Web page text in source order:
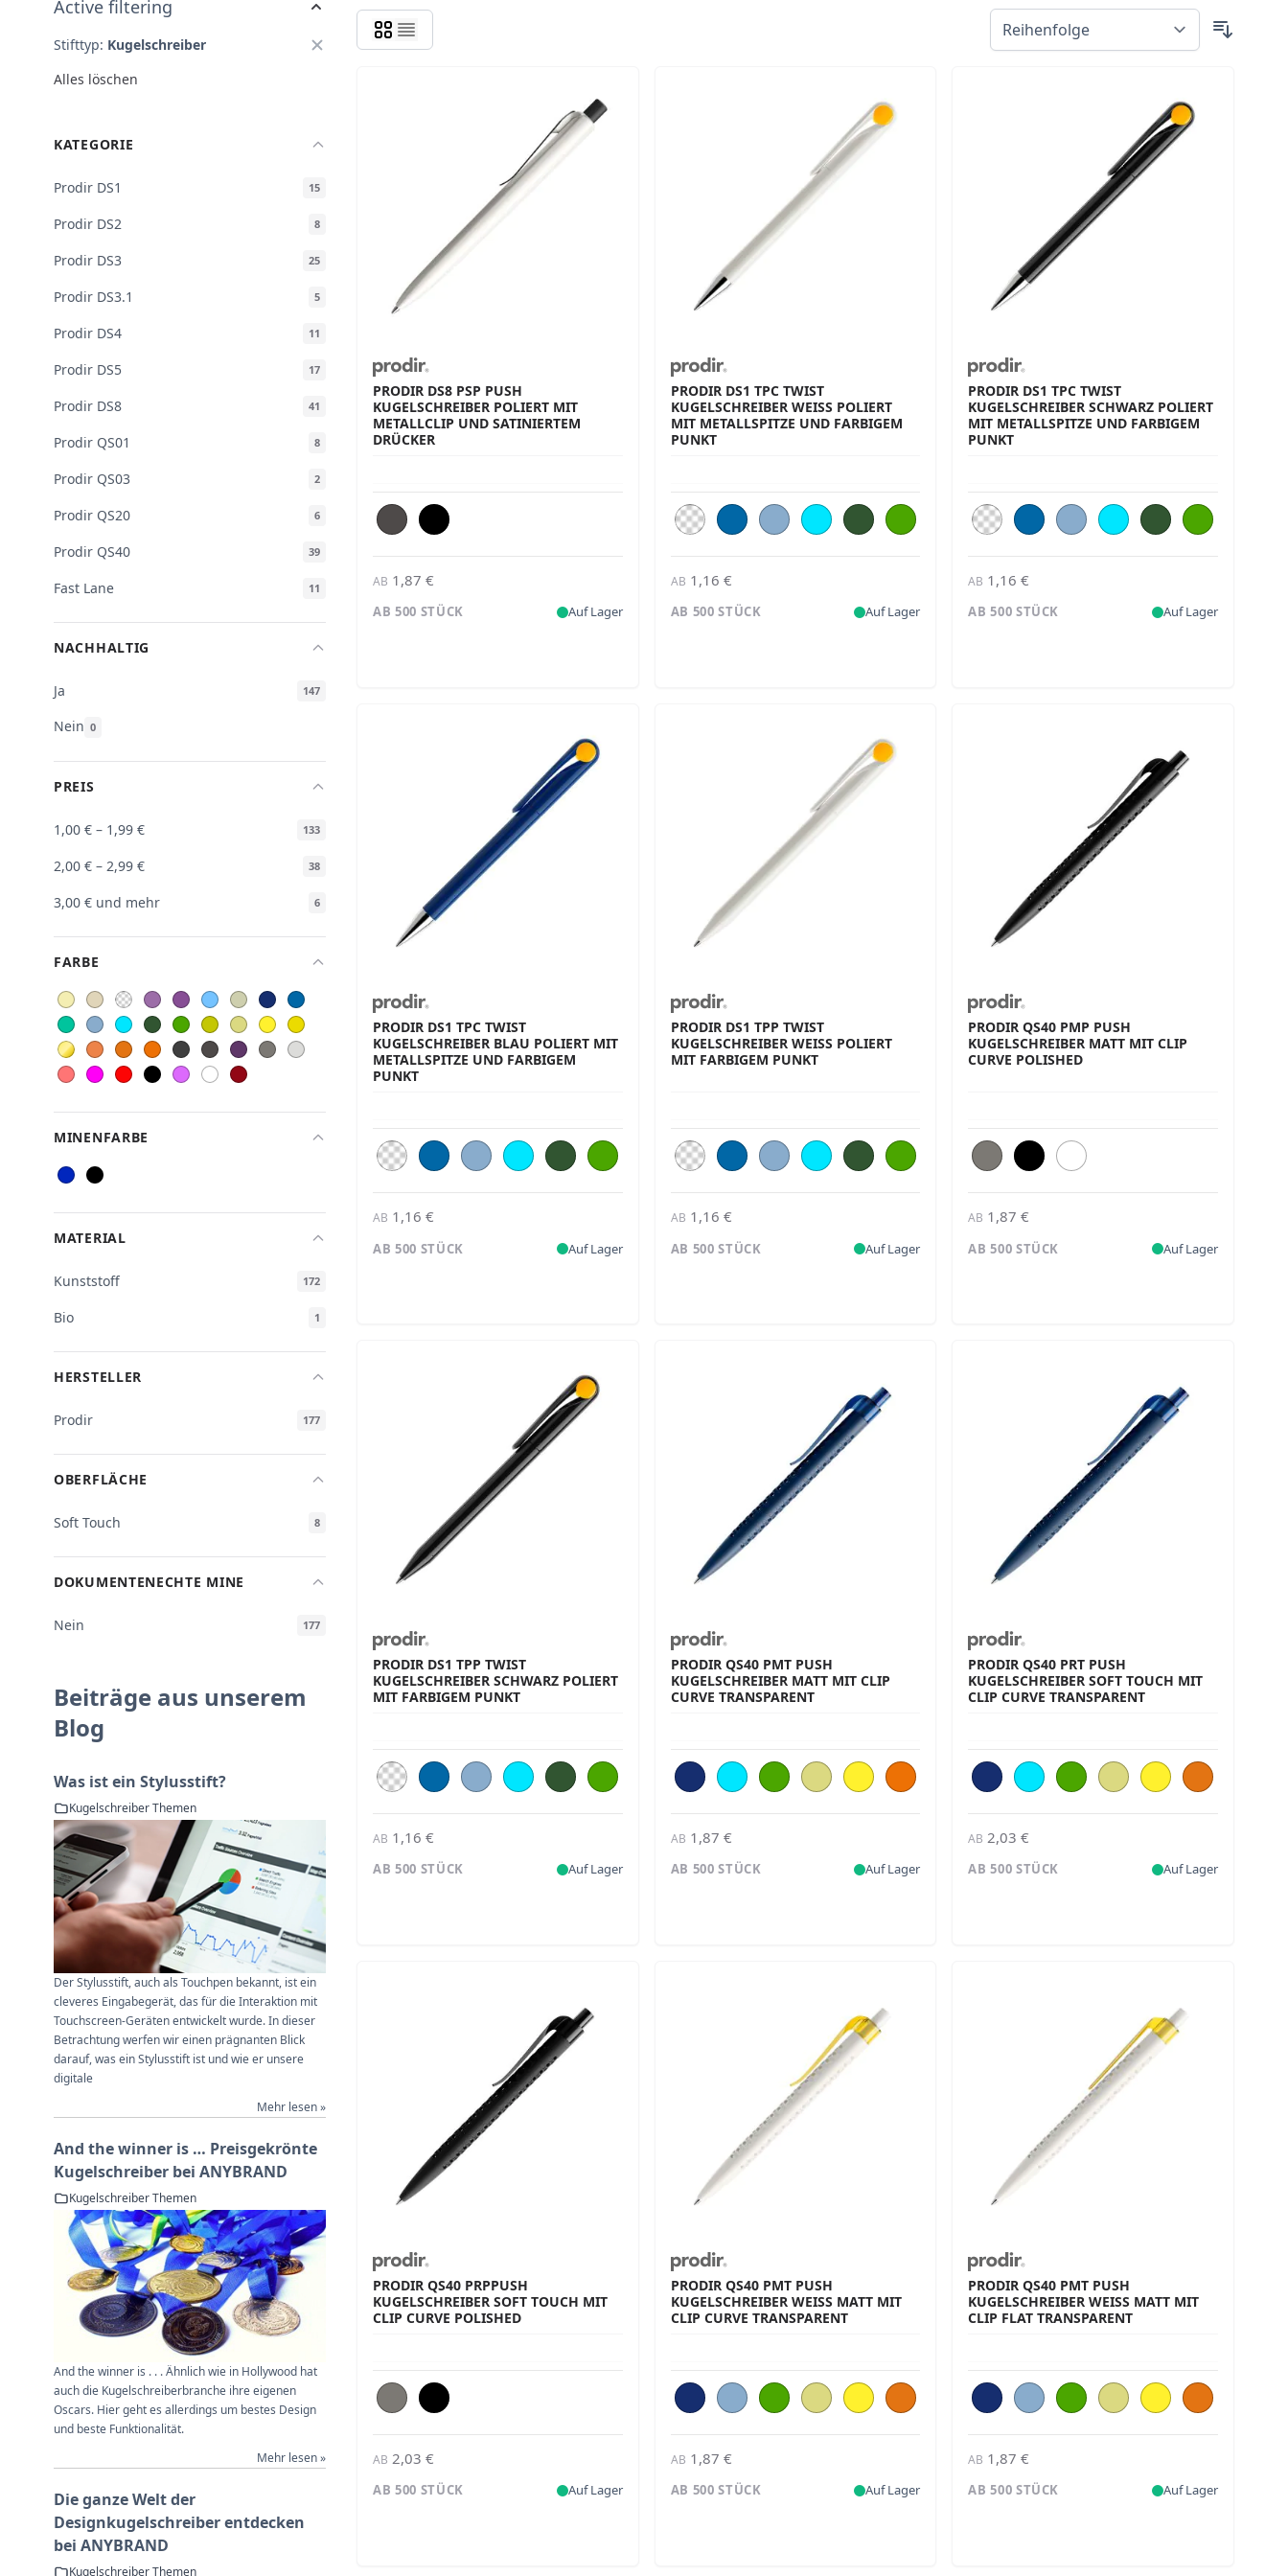
Active filtering
Stifttyp: Kugelschreiber
Alles löschen
KATEGORIE
Prodir DS1 15
Prodir DS2 8
Prodir DS3 25
Prodir DS3.1 5
Prodir DS4 11
Prodir DS5 17
Prodir DS8 41
Prodir QS01 8
Prodir QS03 2
Prodir QS20 6
Prodir QS40 39
Fast Lane 11
NACHHALTIG
Ja 147
Nein 0
PREIS
1,00 € – 1,99 € 133
2,00 € – 2,99 € 38
3,00 € und mehr 6
FARBE
MINENFARBE
MATERIAL
Kunststoff 172
Bio 1
HERSTELLER
Prodir 177
OBERFLÄCHE
Soft Touch 8
DOKUMENTENECHTE MINE
Nein 177
PRODIR DS8 PSP PUSH
KUGELSCHREIBER POLIERT MIT
METALLCLIP UND SATINIERTEM
DRÜCKER
AB 1,87 €
AB 500 STÜCK Auf Lager
PRODIR DS1 TPC TWIST
KUGELSCHREIBER WEISS POLIERT M
IT METALLSPITZE UND FARBIGEM P
UNKT
AB 1,16 €
AB 500 STÜCK Auf Lager
PRODIR DS1 TPC TWIST
KUGELSCHREIBER SCHWARZ POLIERT
MIT METALLSPITZE UND FARBIGEM
PUNKT
AB 1,16 €
AB 500 STÜCK Auf Lager
PRODIR DS1 TPC TWIST
KUGELSCHREIBER BLAU POLIERT MIT
METALLSPITZE UND FARBIGEM
PUNKT
AB 1,16 €
AB 500 STÜCK Auf Lager
PRODIR DS1 TPP TWIST
KUGELSCHREIBER WEISS POLIERT M
IT FARBIGEM PUNKT
AB 1,16 €
AB 500 STÜCK Auf Lager
PRODIR QS40 PMP PUSH
KUGELSCHREIBER MATT MIT CLIP
CURVE POLISHED
AB 1,87 €
AB 500 STÜCK Auf Lager
PRODIR DS1 TPP TWIST
KUGELSCHREIBER SCHWARZ POLIERT
MIT FARBIGEM PUNKT
AB 1,16 €
AB 500 STÜCK Auf Lager
PRODIR QS40 PMT PUSH
KUGELSCHREIBER MATT MIT CLIP
CURVE TRANSPARENT
AB 1,87 €
AB 500 STÜCK Auf Lager
PRODIR QS40 PRT PUSH
KUGELSCHREIBER SOFT TOUCH MIT
CLIP CURVE TRANSPARENT
AB 2,03 €
AB 500 STÜCK Auf Lager
PRODIR QS40 PRPPUSH
KUGELSCHREIBER SOFT TOUCH MIT
CLIP CURVE POLISHED
AB 2,03 €
AB 500 STÜCK Auf Lager
PRODIR QS40 PMT PUSH
KUGELSCHREIBER WEISS MATT MIT C
LIP CURVE TRANSPARENT
AB 1,87 €
AB 500 STÜCK Auf Lager
PRODIR QS40 PMT PUSH
KUGELSCHREIBER WEISS MATT MIT C
LIP FLAT TRANSPARENT
AB 1,87 €
AB 500 STÜCK Auf Lager
Beiträge aus unserem
Blog
Was ist ein Stylusstift?
Kugelschreiber Themen
Der Stylusstift, auch als Touchpen bekannt, ist ein
cleveres Eingabegerät, das für die Interaktion mit
Touchscreen-Geräten entwickelt wurde. In dieser
Betrachtung werfen wir einen prägnanten Blick
darauf, was ein Stylusstift ist und wie er unsere
digitale
Mehr lesen »
And the winner is … Preisgekrönte
Kugelschreiber bei ANYBRAND
Kugelschreiber Themen
And the winner is . . . Ähnlich wie in Hollywood hat
auch die Kugelschreiberbranche ihre eigenen
Oscars. Hier geht es allerdings um bestes Design
und beste Funktionalität.
Mehr lesen »
Die ganze Welt der
Designkugelschreiber entdecken
bei ANYBRAND
Kugelschreiber Themen